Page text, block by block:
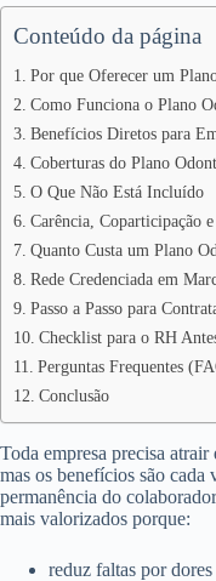
Conteúdo da página
Por que Oferecer um
Como Funciona o Plano
Benefícios Diretos para
Coberturas do Plano
O Que Não Está Incluído
Carência, Coparticipação
Quanto Custa um Plano
Rede Credenciada em
Passo a Passo para
Checklist para o RH
Perguntas Frequentes
Conclusão
Toda empresa precisa
mas os benefícios são cada
permanência do
mais valorizados porque:
reduz faltas por